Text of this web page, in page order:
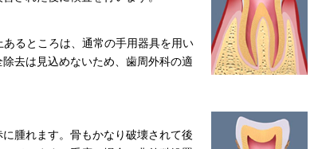
るところは、通常の手用器具を用い
去は見込めないため、歯周外科の適
腫れます。骨もかなり破壊されて後